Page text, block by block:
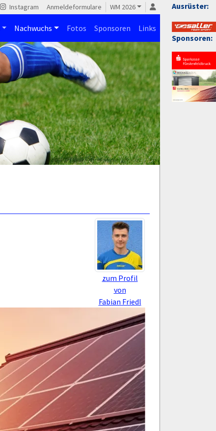
Ausrüster:
Sponsoren:
Instagram Anmeldeformulare WM 2026
Nachwuchs Fotos Sponsoren Links
zum Profil
von
Fabian Friedl